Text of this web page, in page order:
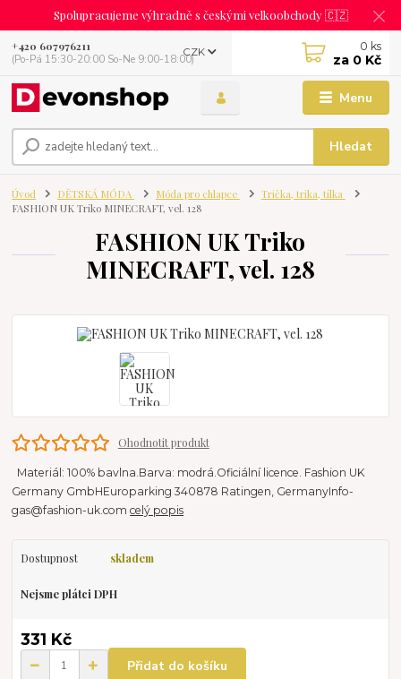
Spolupracujeme výhradně s českými velkoobchody 🇨🇿
Menu
CZK
Hledat
+420 607976211
(Po-Pá 15:30-20:00 So-Ne 9:00-18:00)
0 ks
za 0 Kč
Úvod DĚTSKÁ MÓDA Móda pro chlapce
Trička, trika, tílka
FASHION UK Triko MINECRAFT, vel. 128
FASHION UK Triko
MINECRAFT, vel. 128
Ohodnotit produkt
Materiál: 100% bavlna.Barva: modrá.Oficiální licence. Fashion UK
Germany GmbHEuroparking 340878 Ratingen, GermanyInfo-
gas@fashion-uk.comcelý popis
Dostupnost skladem
Nejsme plátci DPH
331 Kč
Přidat do košíku